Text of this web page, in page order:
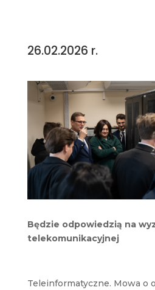
26.02.2026 r.
Będzie odpowiedzią na
telekomunikacyjnej
Teleinformatyczne. Mowa o